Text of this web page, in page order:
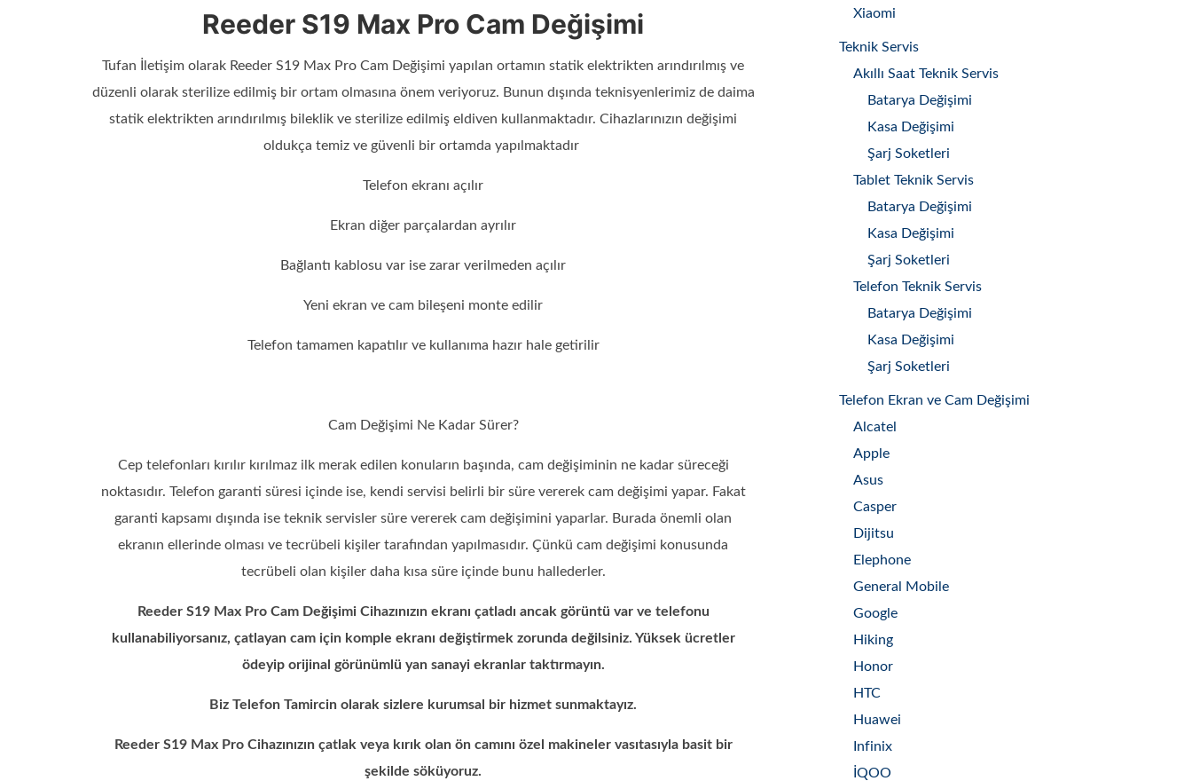
Reeder S19 Max Pro Cam Değişimi
Tufan İletişim olarak Reeder S19 Max Pro Cam Değişimi yapılan ortamın statik elektrikten arındırılmış ve
düzenli olarak sterilize edilmiş bir ortam olmasına önem veriyoruz. Bunun dışında teknisyenlerimiz de daima
statik elektrikten arındırılmış bileklik ve sterilize edilmiş eldiven kullanmaktadır. Cihazlarınızın değişimi
oldukça temiz ve güvenli bir ortamda yapılmaktadır
Telefon ekranı açılır
Ekran diğer parçalardan ayrılır
Bağlantı kablosu var ise zarar verilmeden açılır
Yeni ekran ve cam bileşeni monte edilir
Telefon tamamen kapatılır ve kullanıma hazır hale getirilir
Cam Değişimi Ne Kadar Sürer?
Cep telefonları kırılır kırılmaz ilk merak edilen konuların başında, cam değişiminin ne kadar süreceği
noktasıdır. Telefon garanti süresi içinde ise, kendi servisi belirli bir süre vererek cam değişimi yapar. Fakat
garanti kapsamı dışında ise teknik servisler süre vererek cam değişimini yaparlar. Burada önemli olan
ekranın ellerinde olması ve tecrübeli kişiler tarafından yapılmasıdır. Çünkü cam değişimi konusunda
tecrübeli olan kişiler daha kısa süre içinde bunu hallederler.
Reeder S19 Max Pro Cam Değişimi Cihazınızın ekranı çatladı ancak görüntü var ve telefonu
kullanabiliyorsanız, çatlayan cam için komple ekranı değiştirmek zorunda değilsiniz. Yüksek ücretler
ödeyip orijinal görünümlü yan sanayi ekranlar taktırmayın.
Biz Telefon Tamircin olarak sizlere kurumsal bir hizmet sunmaktayız.
Reeder S19 Max Pro Cihazınızın çatlak veya kırık olan ön camını özel makineler vasıtasıyla basit bir
şekilde söküyoruz.
Xiaomi
Teknik Servis
Akıllı Saat Teknik Servis
Batarya Değişimi
Kasa Değişimi
Şarj Soketleri
Tablet Teknik Servis
Batarya Değişimi
Kasa Değişimi
Şarj Soketleri
Telefon Teknik Servis
Batarya Değişimi
Kasa Değişimi
Şarj Soketleri
Telefon Ekran ve Cam Değişimi
Alcatel
Apple
Asus
Casper
Dijitsu
Elephone
General Mobile
Google
Hiking
Honor
HTC
Huawei
Infinix
İQOO